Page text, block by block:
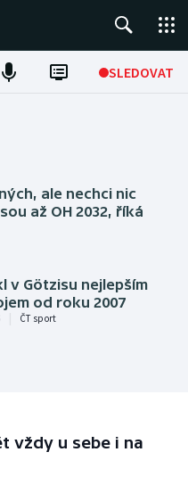
SLEDOVAT
ale nechci nic
až OH 2032, říká
v Götzisu nejlepším
od roku 2007
ČT sport
vždy u sebe i na